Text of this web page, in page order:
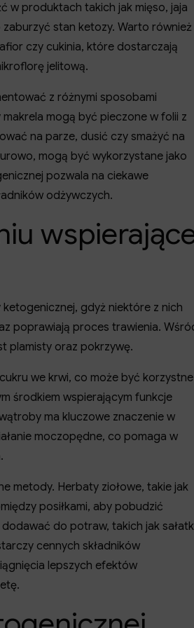
w produktach takich jak mięso, jaja
zaburzyć stan ketozy. Warto również
czy cukinia, które dostarczają
jelitową.
z różnymi sposobami
makrela mogą być pieczone w folii z
na parze, dusić czy smażyć na
mogą być wykorzystane jako
pozwala na ciekawe
odżywczych.
gdyż niektóre z nich
poprawiają proces trawienia.
plamisty oraz pokrzywę.
we krwi, co może być korzystne
środkiem wspierającym funkcje
ma kluczowe znaczenie w
moczopędne, co pomaga w
metody. Herbaty ziołowe, takie jak
posiłkami, aby pobudzić
do potraw, takich jak
cennych składników
lepszych efektów